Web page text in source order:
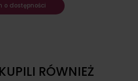
o dostępności
RÓWNIEŻ